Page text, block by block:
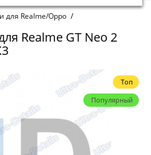
для Realme/Oppo
Realme GT Neo 2
Топ
Популярный